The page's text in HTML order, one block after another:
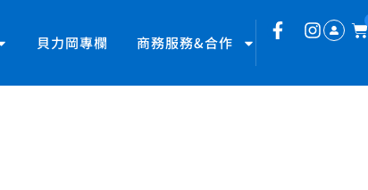
貝力岡專欄 商務服務&合作